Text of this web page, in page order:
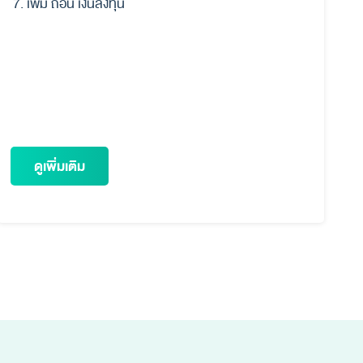
ดูเพิ่มเติม